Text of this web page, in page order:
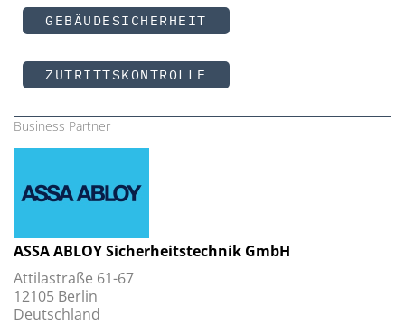
GEBÄUDESICHERHEIT
ZUTRITTSKONTROLLE
Business Partner
ASSA ABLOY Sicherheitstechnik GmbH
Attilastraße 61-67
12105 Berlin
Deutschland